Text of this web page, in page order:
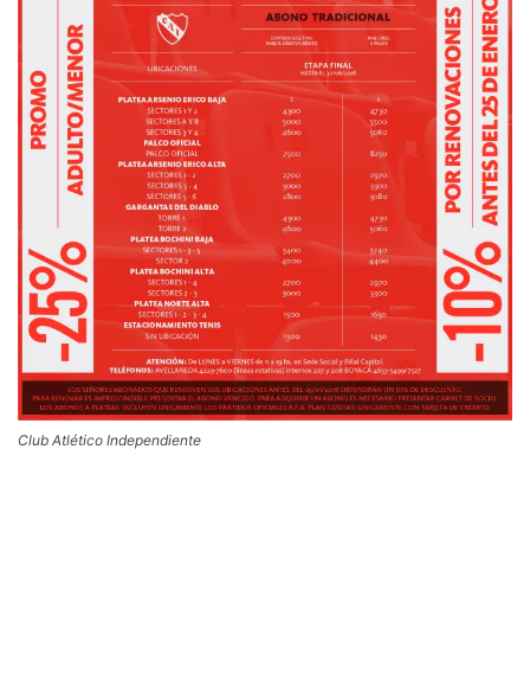
Club Atlético Independiente